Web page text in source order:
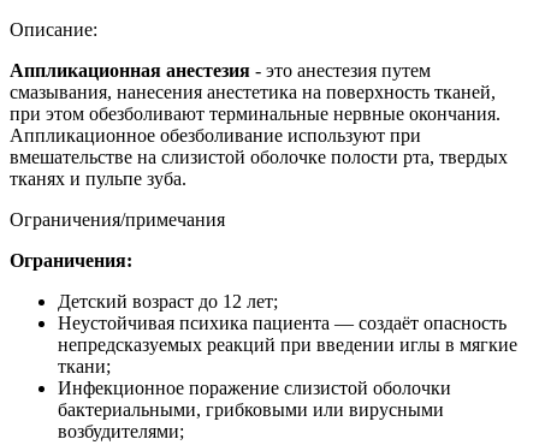
Описание:
Аппликационная анестезия - это анестезия путем
смазывания, нанесения анестетика на поверхность тканей,
при этом обезболивают терминальные нервные окончания.
Аппликационное обезболивание используют при
вмешательстве на слизистой оболочке полости рта, твердых
тканях и пульпе зуба.
Ограничения/примечания
Ограничения:
Детский возраст до 12 лет;
Неустойчивая психика пациента ― создаёт опасность
непредсказуемых реакций при введении иглы в мягкие
ткани;
Инфекционное поражение слизистой оболочки
бактериальными, грибковыми или вирусными
возбудителями;